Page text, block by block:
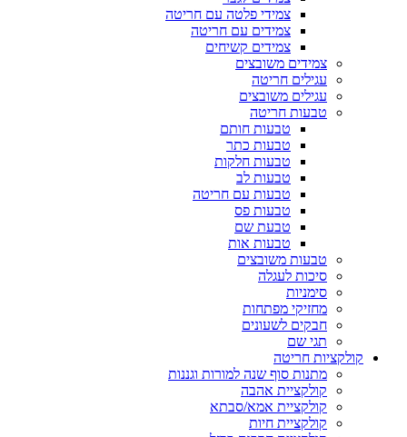
צמידי פלטה עם חריטה
צמידים עם חריטה
צמידים קשיחים
צמידים משובצים
עגילים חריטה
עגילים משובצים
טבעות חריטה
טבעות חותם
טבעות כתר
טבעות חלקות
טבעות לב
טבעות עם חריטה
טבעות פס
טבעת שם
טבעות אות
טבעות משובצים
סיכות לעגלה
סימניות
מחזיקי מפתחות
חבקים לשעונים
תגי שם
קולקציות חריטה
מתנות סוף שנה למורות וגננות
קולקציית אהבה
קולקציית אמא/סבתא
קולקציית חיות